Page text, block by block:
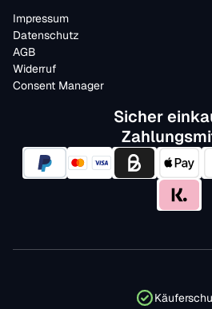
Impressum
Datenschutz
AGB
Widerruf
Consent Manager
Sicher